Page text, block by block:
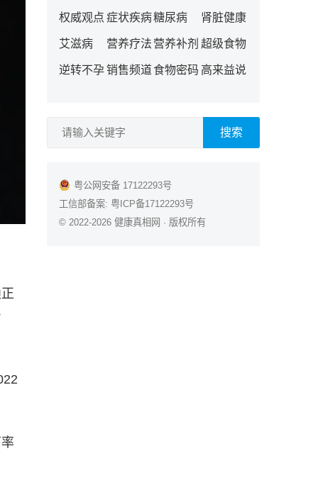
权威观点 症状疾病糖尿病 肾脏健康
艾滋病 营养疗法 营养补剂 超级食物
逆转不孕销售频道食物密码 高来益说
搜索
粤公网安备 17122293号
工信部备案: 粤ICP备17122293号
© 2022-2026 健康真相网 · 版权所有